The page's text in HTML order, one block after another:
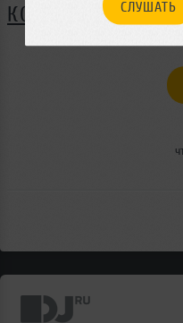
СЛУШАТЬ
КОММЕНТАРИИ